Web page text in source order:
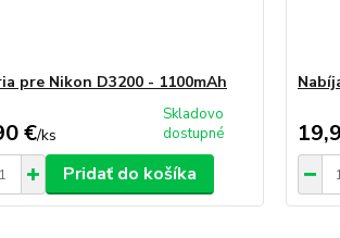
pre Nikon D3200 - 1100mAh
€/ks
Skladovo
dostupné
Pridať do košíka